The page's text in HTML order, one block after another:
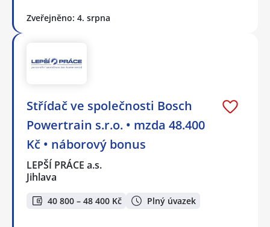
Zveřejněno: 4. srpna
Střídač ve společnosti Bosch
Powertrain s.r.o. • mzda 48.400
Kč • náborový bonus
LEPŠÍ PRÁCE a.s.
Jihlava
40 800 – 48 400 Kč Plný úvazek